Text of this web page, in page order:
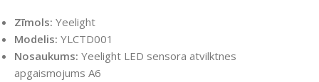
Zīmols: Yeelight
Modelis: YLCTD001
Nosaukums: Yeelight LED sensora atvilktnes
apgaismojums A6